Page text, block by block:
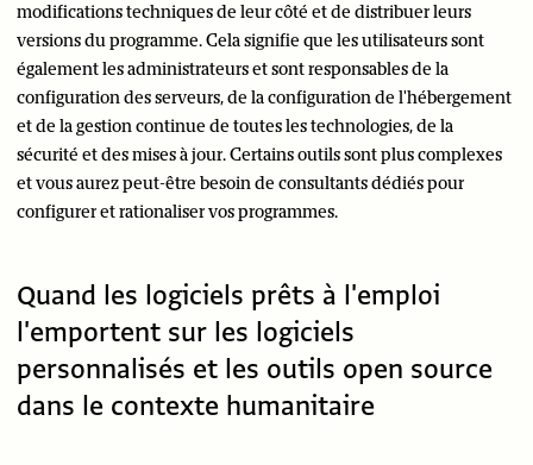
modifications techniques de leur côté et de distribuer leurs
versions du programme. Cela signifie que les utilisateurs sont
également les administrateurs et sont responsables de la
configuration des serveurs, de la configuration de l'hébergement
et de la gestion continue de toutes les technologies, de la
sécurité et des mises à jour. Certains outils sont plus complexes
et vous aurez peut-être besoin de consultants dédiés pour
configurer et rationaliser vos programmes.
Quand les logiciels prêts à l'emploi
l'emportent sur les logiciels
personnalisés et les outils open source
dans le contexte humanitaire